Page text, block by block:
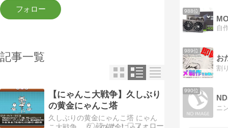
記事一覧
【にゃんこ大戦争】久しぶり
の黄金にゃんこ塔
久しぶりの黄金にゃんこ塔 にゃん
988位
989位
お
990位
ニ